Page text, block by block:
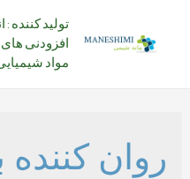
تولید کننده :
افزودنی های
مواد
روان کننده